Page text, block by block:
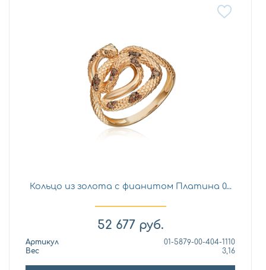
Кольцо из золота с фианитом Платина 0...
52 677 руб.
Артикул
01-5879-00-404-1110
Вес
3,16